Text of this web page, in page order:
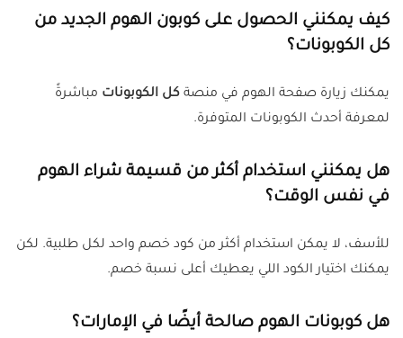
كيف يمكنني الحصول على كوبون الهوم الجديد من
كل الكوبونات؟
يمكنك زيارة صفحة الهوم في منصة كل الكوبونات مباشرةً
لمعرفة أحدث الكوبونات المتوفرة.
هل يمكنني استخدام أكثر من قسيمة شراء الهوم
في نفس الوقت؟
للأسف، لا يمكن استخدام أكثر من كود خصم واحد لكل طلبية. لكن
يمكنك اختيار الكود اللي يعطيك أعلى نسبة خصم.
هل كوبونات الهوم صالحة أيضًا في الإمارات؟